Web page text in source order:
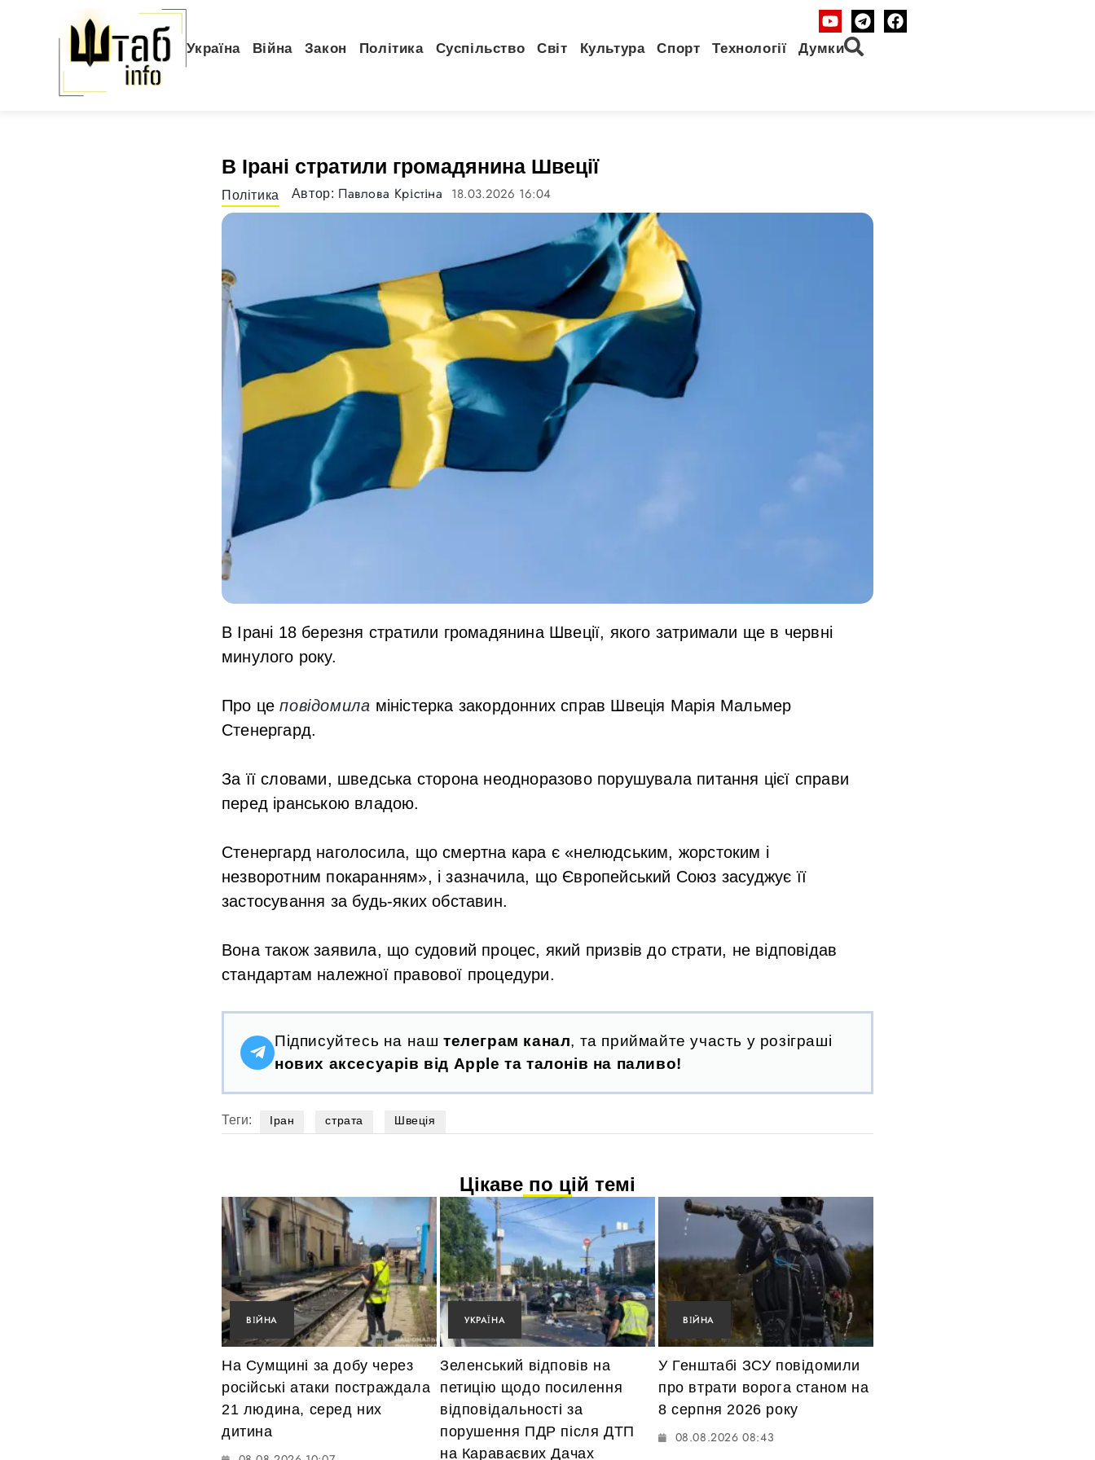
Україна Війна Закон Політика Суспільство Світ Культура Спорт Технології Думки
В Ірані стратили громадянина Швеції
Політика Автор: Павлова Крістіна 18.03.2026 16:04
В Ірані 18 березня стратили громадянина Швеції, якого затримали ще в червні
минулого року.
Про цеповідомила міністерка закордонних справ Швеція Марія Мальмер
Стенергард.
За її словами, шведська сторона неодноразово порушувала питання цієї справи
перед іранською владою.
Стенергард наголосила, що смертна кара є «нелюдським, жорстоким і
незворотним покаранням», і зазначила, що Європейський Союз засуджує її
застосування за будь-яких обставин.
Вона також заявила, що судовий процес, який призвів до страти, не відповідав
стандартам належної правової процедури.
Підписуйтесь на наш телеграм канал, та приймайте участь у розіграші
нових аксесуарів від Apple та талонів на паливо!
Теги: Іран страта Швеція
Цікаве по цій темі
ВІЙНА
На Сумщині за добу через
російські атаки постраждала
21 людина, серед них
дитина
УКРАЇНА
Зеленський відповів на
петицію щодо посилення
відповідальності за
порушення ПДР після ДТП
на Караваєвих Дачах
ВІЙНА
У Генштабі ЗСУ повідомили
про втрати ворога станом на
8 серпня 2026 року
08.08.2026 08:43